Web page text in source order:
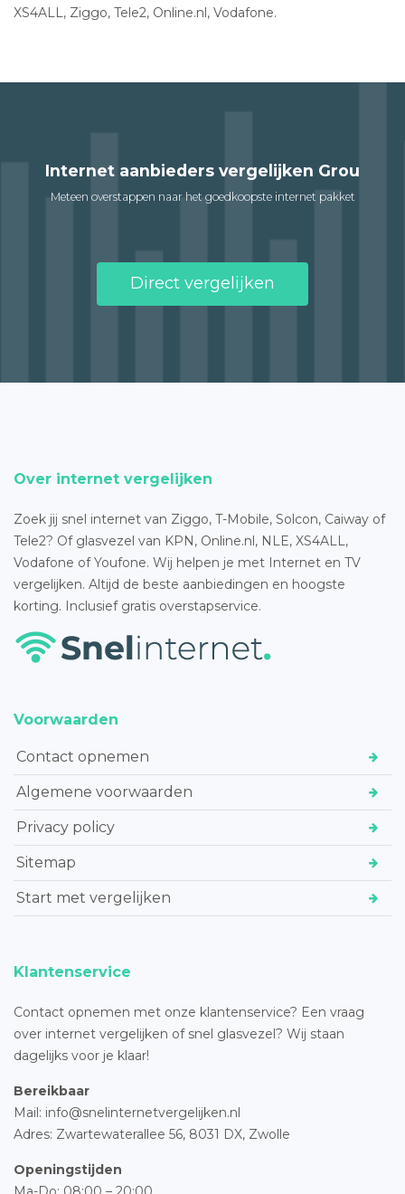
XS4ALL, Ziggo, Tele2, Online.nl, Vodafone.
Internet aanbieders vergelijken Grou
Meteen overstappen naar het goedkoopste internet pakket
Direct vergelijken
Over internet vergelijken
Zoek jij snel internet van Ziggo, T-Mobile, Solcon, Caiway of
Tele2? Of glasvezel van KPN, Online.nl, NLE, XS4ALL,
Vodafone of Youfone. Wij helpen je met Internet en TV
vergelijken. Altijd de beste aanbiedingen en hoogste
korting. Inclusief gratis overstapservice.
Voorwaarden
Contact opnemen
Algemene voorwaarden
Privacy policy
Sitemap
Start met vergelijken
Klantenservice
Contact opnemen met onze klantenservice? Een vraag
over internet vergelijken of snel glasvezel? Wij staan
dagelijks voor je klaar!
Bereikbaar
Mail: info@snelinternetvergelijken.nl
Adres: Zwartewaterallee 56, 8031 DX, Zwolle
Openingstijden